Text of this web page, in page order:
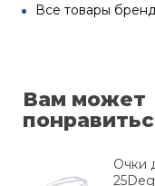
Все товары
Вам может
Очки